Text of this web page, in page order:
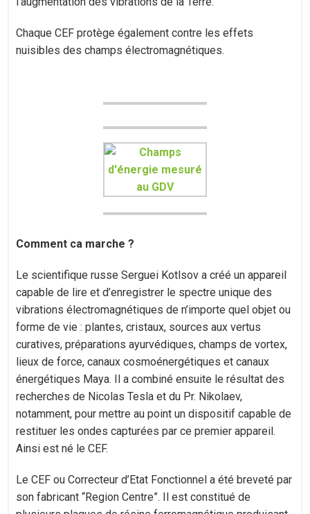
Chaque CEF protège également contre les effets
nuisibles des champs électromagnétiques.
Comment ca marche ?
Le scientifique russe Serguei Kotlsov a créé un appareil
capable de lire et d’enregistrer le spectre unique des
vibrations électromagnétiques de n’importe quel objet ou
forme de vie : plantes, cristaux, sources aux vertus
curatives, préparations ayurvédiques, champs de vortex,
lieux de force, canaux cosmoénergétiques et canaux
énergétiques Maya. Il a combiné ensuite le résultat des
recherches de Nicolas Tesla et du Pr. Nikolaev,
notamment, pour mettre au point un dispositif capable de
restituer les ondes capturées par ce premier appareil.
Ainsi est né le CEF.
Le CEF ou Correcteur d’Etat Fonctionnel a été breveté par
son fabricant “Region Centre”. Il est constitué de